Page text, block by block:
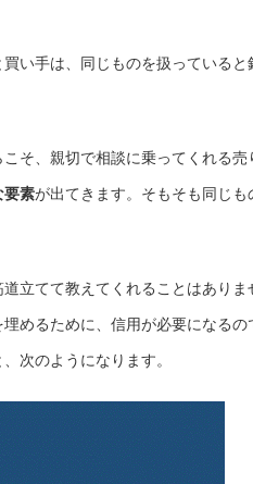
い手は、同じものを扱っていると
そ、親切で相談に乗ってくれる売
要素が出てきます。そもそも同じも
立てて教えてくれることはありま
めるために、信用が必要になるの
次のようになります。